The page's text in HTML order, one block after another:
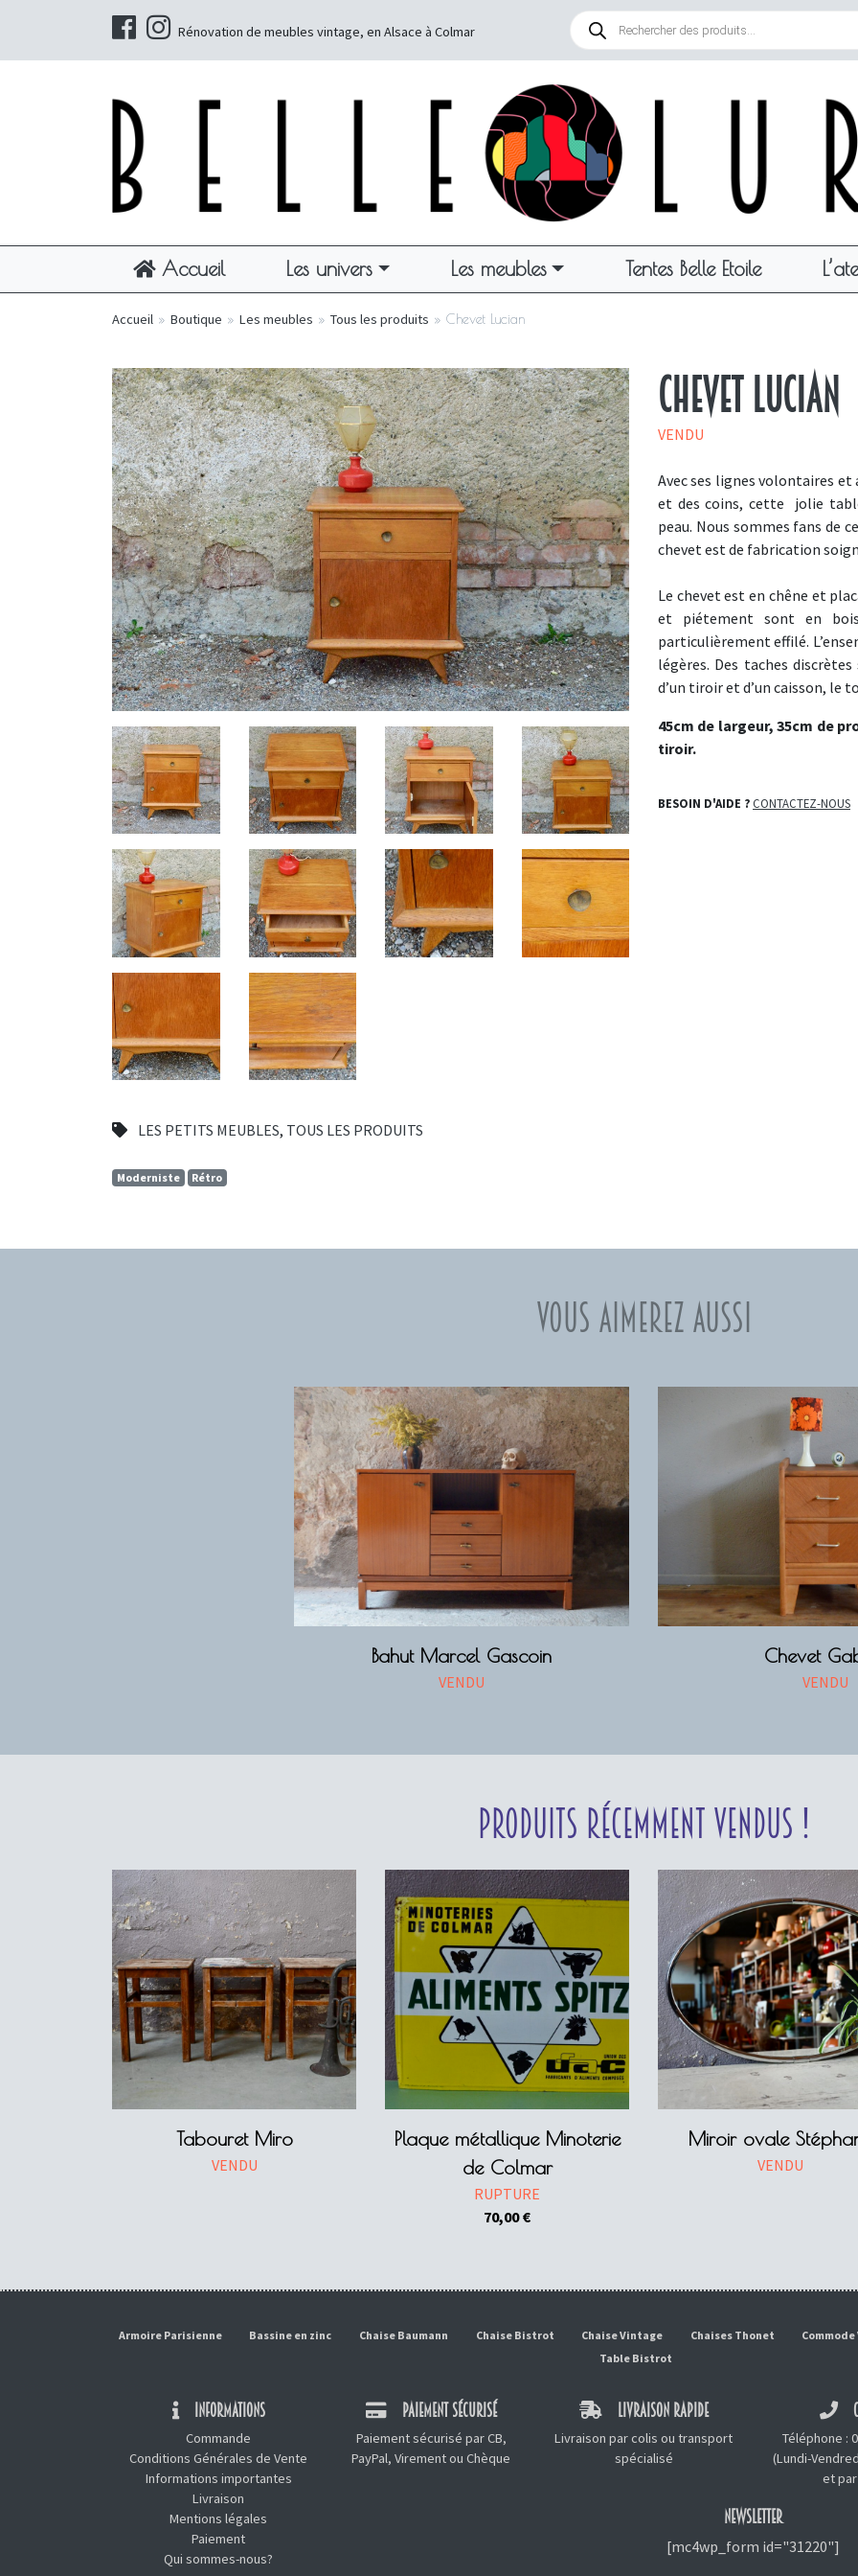
Rénovation de meubles vintage, en Alsace à Colmar
Recherche
produits
Accueil Les univers Les meubles Tentes Belle Etoile
Accueil » Boutique » Les meubles » Tous les produits » Chevet Lucian
LES PETITS MEUBLES, TOUS LES PRODUITS
Moderniste Rétro
Chevet Lucian
VENDU
Avec ses lignes volontaires
et des coins, cette jolie
peau. Nous sommes fans de
chevet est de fabrication
Le chevet est en chêne et
et piétement sont en
particulièrement effilé.
légères. Des taches
d’un tiroir et d’un caisson,
45cm de largeur, 35cm de
tiroir.
BESOIN D'AIDE ?CONTACTEZ-NOUS
Vous aimerez aussi
Bahut Marcel Gascoin
VENDU
Chevet
VENDU
Produits récemment vendus !
Tabouret Miro
VENDU
Plaque métallique Minoterie
de Colmar
RUPTURE
70,00€
Miroir ovale
VENDU
Armoire Parisienne Bassine en zinc Chaise Baumann Chaise Bistrot Chaise Vintage Chaises Thonet
Table Bistrot
INFORMATIONS
Commande
Conditions Générales de Vente
Informations importantes
Livraison
Mentions légales
Paiement
Qui sommes-nous?
PAIEMENT SÉCURISÉ
Paiement sécurisé par CB,
PayPal, Virement ou Chèque
LIVRAISON RAPIDE
Livraison par colis ou transport
spécialisé
Téléphone :
(Lundi-
et
NEWSLETTER
[mc4wp_form id="31220"]